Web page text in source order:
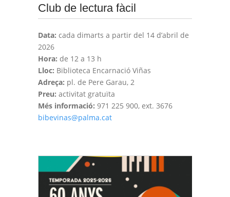
Club de lectura fàcil
Data: cada dimarts a partir del 14 d’abril de
2026
Hora: de 12 a 13 h
Lloc: Biblioteca Encarnació Viñas
Adreça: pl. de Pere Garau, 2
Preu: activitat gratuïta
Més informació: 971 225 900, ext. 3676
bibevinas@palma.cat